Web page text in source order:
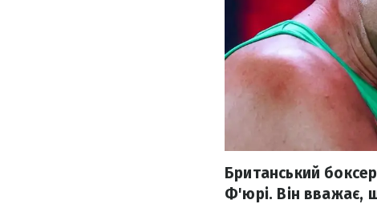
Британський
Ф'юрі. Він вважає,